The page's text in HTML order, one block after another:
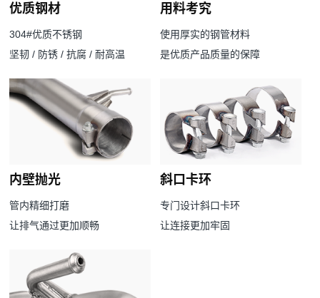
优质钢材
304#优质不锈钢
坚韧 / 防锈 / 抗腐 / 耐高温
用料考究
使用厚实的钢管材料
是优质产品质量的保障
内壁抛光
管内精细打磨
让排气通过更加顺畅
斜口卡环
专门设计斜口卡环
让连接更加牢固